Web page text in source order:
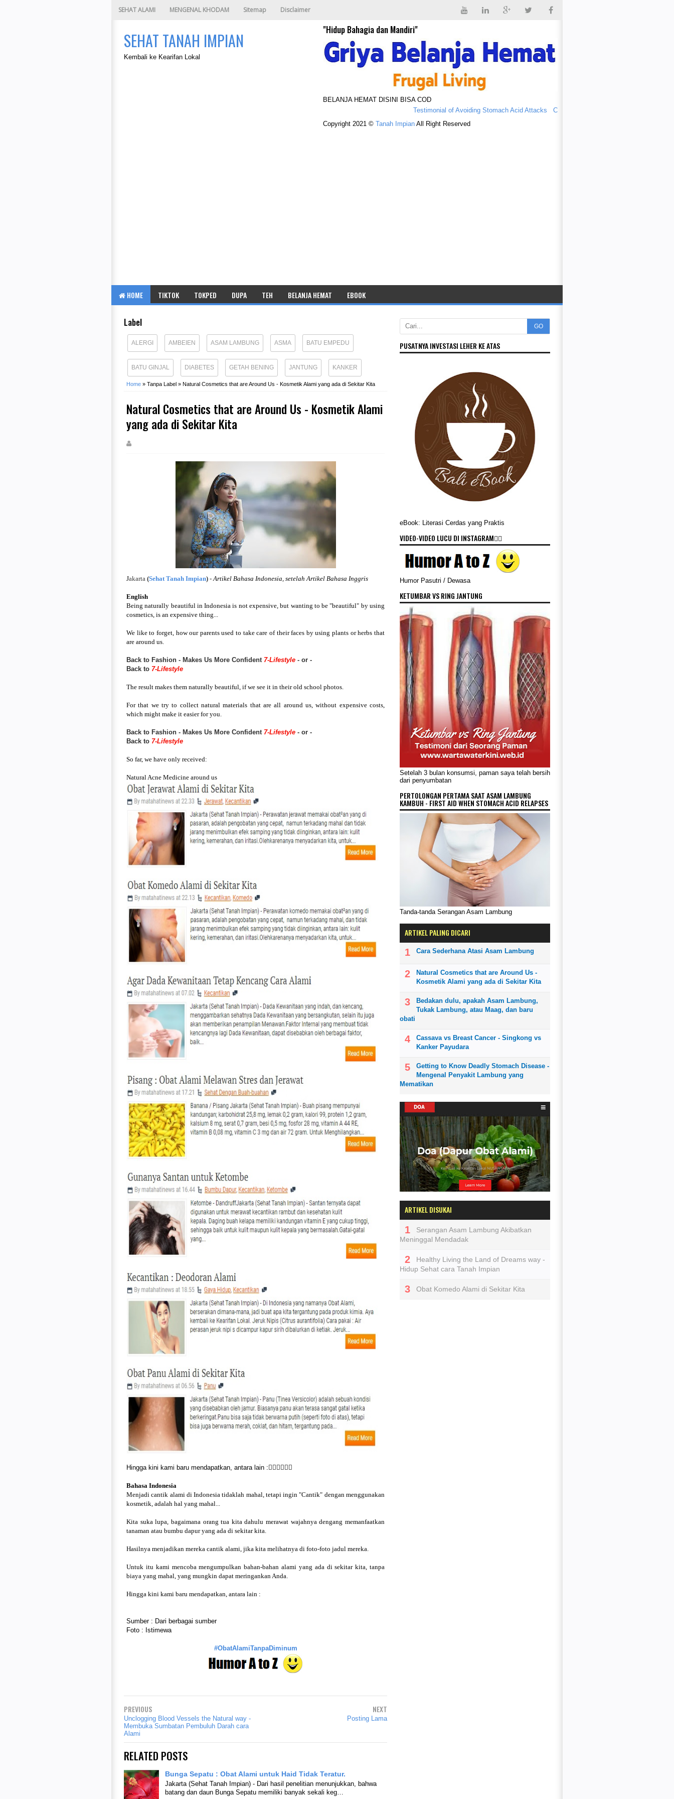
SEHAT ALAMI MENGENAL KHODAM Sitemap Disclaimer
SEHAT TANAH IMPIAN
Kembali ke Kearifan Lokal
"Hidup Bahagia dan Mandiri"
BELANJA HEMAT DISINI BISA COD
Testimonial of Avoiding Stomach Acid Attacks
Cassava vs Breast Cancer - Singkong vs
Copyright 2021 © Tanah Impian All Right Reserved
HOME TIKTOK TOKPED DUPA TEH BELANJA HEMAT EBOOK
Label
ALERGI AMBEIEN ASAM LAMBUNG ASMA BATU EMPEDU
BATU GINJAL DIABETES GETAH BENING JANTUNG KANKER
Home » Tanpa Label » Natural Cosmetics that are Around Us - Kosmetik Alami yang ada di Sekitar Kita
Natural Cosmetics that are Around Us - Kosmetik Alami
yang ada di Sekitar Kita
Jakarta (Sehat Tanah Impian) - Artikel Bahasa Indonesia, setelah Artikel Bahasa Inggris
English
Being naturally beautiful in Indonesia is not expensive, but wanting to be "beautiful" by using
cosmetics, is an expensive thing...
We like to forget, how our parents used to take care of their faces by using plants or herbs that
are around us.
Back to Fashion - Makes Us More Confident 7-Lifestyle - or -
Back to 7-Lifestyle
The result makes them naturally beautiful, if we see it in their old school photos.
For that we try to collect natural materials that are all around us, without expensive costs,
which might make it easier for you.
Back to Fashion - Makes Us More Confident 7-Lifestyle - or -
Back to 7-Lifestyle
So far, we have only received:
Natural Acne Medicine around us
Hingga kini kami baru mendapatkan, antara lain :👆🏻👆🏻👆🏻
Bahasa Indonesia
Menjadi cantik alami di Indonesia tidaklah mahal, tetapi ingin "Cantik" dengan menggunakan
kosmetik, adalah hal yang mahal...
Kita suka lupa, bagaimana orang tua kita dahulu merawat wajahnya dengang memanfaatkan
tanaman atau bumbu dapur yang ada di sekitar kita.
Hasilnya menjadikan mereka cantik alami, jika kita melihatnya di foto-foto jadul mereka.
Untuk itu kami mencoba mengumpulkan bahan-bahan alami yang ada di sekitar kita, tanpa
biaya yang mahal, yang mungkin dapat meringankan Anda.
Hingga kini kami baru mendapatkan, antara lain :
Sumber : Dari berbagai sumber
Foto : Istimewa
#ObatAlamiTanpaDiminum
PREVIOUS
Unclogging Blood Vessels the Natural way -
Membuka Sumbatan Pembuluh Darah cara
Alami
NEXT
Posting Lama
RELATED POSTS
Bunga Sepatu : Obat Alami untuk Haid Tidak Teratur.
Jakarta (Sehat Tanah Impian) - Dari hasil penelitian menunjukkan, bahwa
batang dan daun Bunga Sepatu memiliki banyak sekali keg…
GO
PUSATNYA INVESTASI LEHER KE ATAS
eBook: Literasi Cerdas yang Praktis
VIDEO-VIDEO LUCU DI INSTAGRAM👇🏻
Humor Pasutri / Dewasa
KETUMBAR VS RING JANTUNG
Setelah 3 bulan konsumsi, paman saya telah bersih
dari penyumbatan
PERTOLONGAN PERTAMA SAAT ASAM LAMBUNG
KAMBUH - FIRST AID WHEN STOMACH ACID RELAPSES
Tanda-tanda Serangan Asam Lambung
ARTIKEL PALING DICARI
Cara Sederhana Atasi Asam Lambung
Natural Cosmetics that are Around Us -
Kosmetik Alami yang ada di Sekitar Kita
Bedakan dulu, apakah Asam Lambung,
Tukak Lambung, atau Maag, dan baru
obati
Cassava vs Breast Cancer - Singkong vs
Kanker Payudara
Getting to Know Deadly Stomach Disease -
Mengenal Penyakit Lambung yang
Mematikan
ARTIKEL DISUKAI
Serangan Asam Lambung Akibatkan
Meninggal Mendadak
Healthy Living the Land of Dreams way -
Hidup Sehat cara Tanah Impian
Obat Komedo Alami di Sekitar Kita